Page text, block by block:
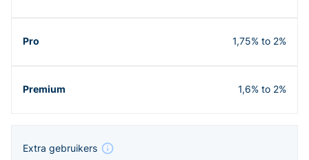
1,75% to 2%
1,6% to 2%
Extra gebruikers